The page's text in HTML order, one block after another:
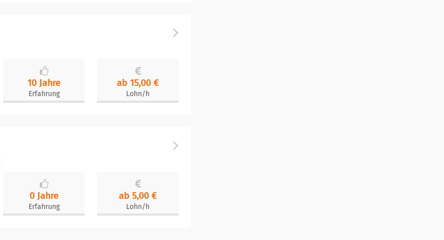
10 Jahre
Erfahrung
ab 15,00 €
Lohn/h
0 Jahre
Erfahrung
ab 5,00 €
Lohn/h